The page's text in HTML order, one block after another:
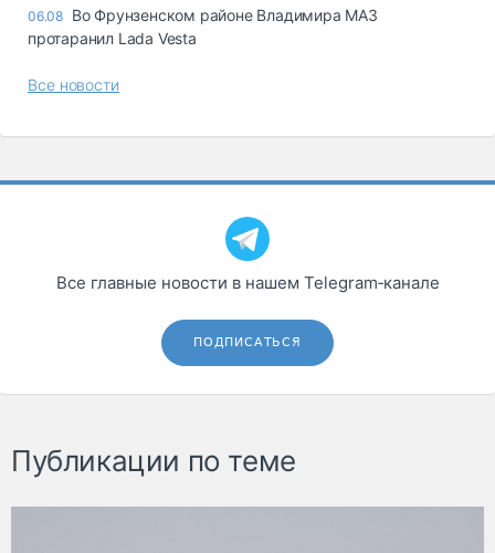
06.08 Во Фрунзенском районе Владимира МАЗ
протаранил Lada Vesta
Все новости
Все главные новости в нашем Telegram‑канале
ПОДПИСАТЬСЯ
Публикации по теме